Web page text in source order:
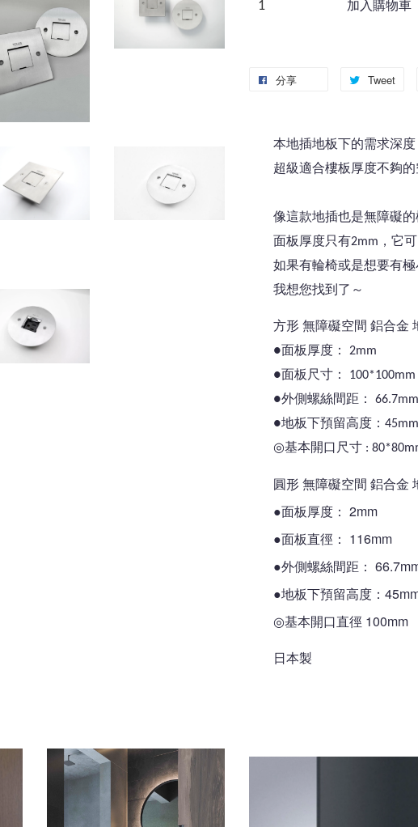
加入購物車
分享 Tweet
本地插地板下的需求深度
超級適合樓板厚度不夠
像這款地插也是無障礙
面板厚度只有2mm，它
如果有輪椅或是想要有
我想您找到了～
方形 無障礙空間 鋁合金
●面板厚度： 2mm
●面板尺寸： 100*100mm
●外側螺絲間距： 66.7mm
●地板下預留高度：45mm
◎基本開口尺寸 :
圓形 無障礙空間 鋁合金
●面板厚度： 2mm
●面板直徑： 116mm
●外側螺絲間距：
●地板下預留高度：
◎基本開口直徑 100mm
日本製